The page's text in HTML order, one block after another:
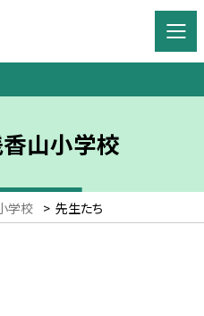
山小学校
学校 > 先生たち